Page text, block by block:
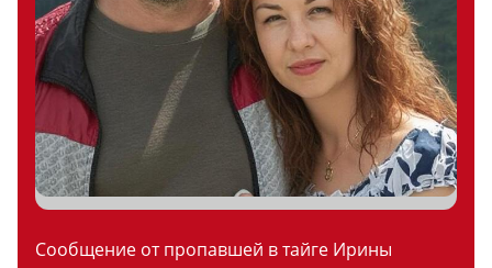
Сообщение от пропавшей в тайге Ирины